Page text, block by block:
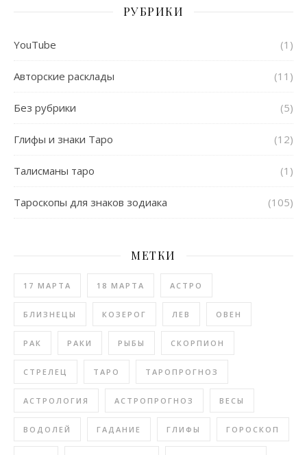
РУБРИКИ
YouTube (1)
Авторские расклады (11)
Без рубрики (5)
Глифы и знаки Таро (12)
Талисманы таро (1)
Тароскопы для знаков зодиака (105)
МЕТКИ
17 МАРТА 18 МАРТА АСТРО
БЛИЗНЕЦЫ КОЗЕРОГ ЛЕВ ОВЕН
РАК РАКИ РЫБЫ СКОРПИОН
СТРЕЛЕЦ ТАРО ТАРОПРОГНОЗ
АСТРОЛОГИЯ АСТРОПРОГНОЗ ВЕСЫ
ВОДОЛЕЙ ГАДАНИЕ ГЛИФЫ ГОРОСКОП